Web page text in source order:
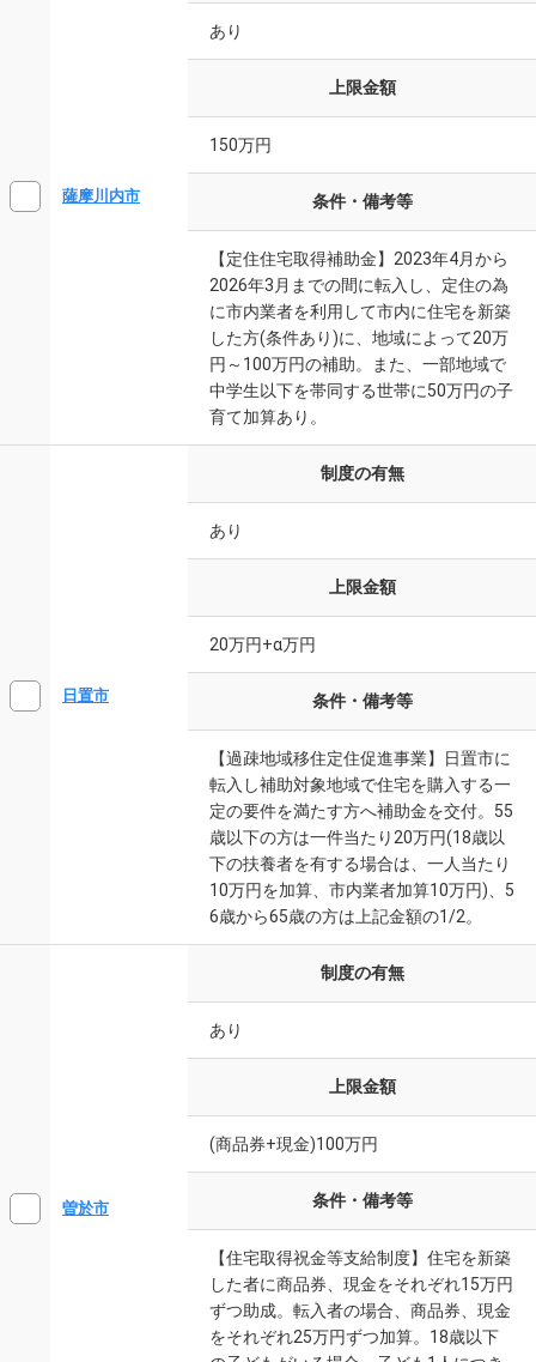
薩摩川内市
あり
上限金額
150万円
条件・備考等
【定住住宅取得補助金】2023年4月から
2026年3月までの間に転入し、定住の為
に市内業者を利用して市内に住宅を新築
した方(条件あり)に、地域によって20万
円～100万円の補助。また、一部地域で
中学生以下を帯同する世帯に50万円の子
育て加算あり。
日置市
制度の有無
あり
上限金額
20万円+α万円
条件・備考等
【過疎地域移住定住促進事業】日置市に
転入し補助対象地域で住宅を購入する一
定の要件を満たす方へ補助金を交付。55
歳以下の方は一件当たり20万円(18歳以
下の扶養者を有する場合は、一人当たり
10万円を加算、市内業者加算10万円)、5
6歳から65歳の方は上記金額の1/2。
曽於市
制度の有無
あり
上限金額
(商品券+現金)100万円
条件・備考等
【住宅取得祝金等支給制度】住宅を新築
した者に商品券、現金をそれぞれ15万円
ずつ助成。転入者の場合、商品券、現金
をそれぞれ25万円ずつ加算。18歳以下